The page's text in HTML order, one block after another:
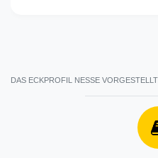
DAS ECKPROFIL NESSE VORGESTELLT